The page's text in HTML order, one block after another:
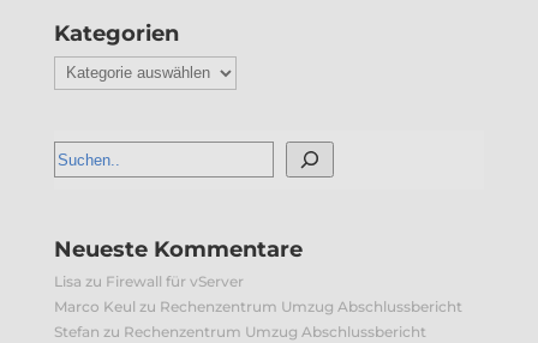
Kategorien
Kategorien
Neueste Kommentare
Lisa zu Firewall für vServer
Marco Keul zu Rechenzentrum Umzug Abschlussbericht
Stefan zu Rechenzentrum Umzug Abschlussbericht